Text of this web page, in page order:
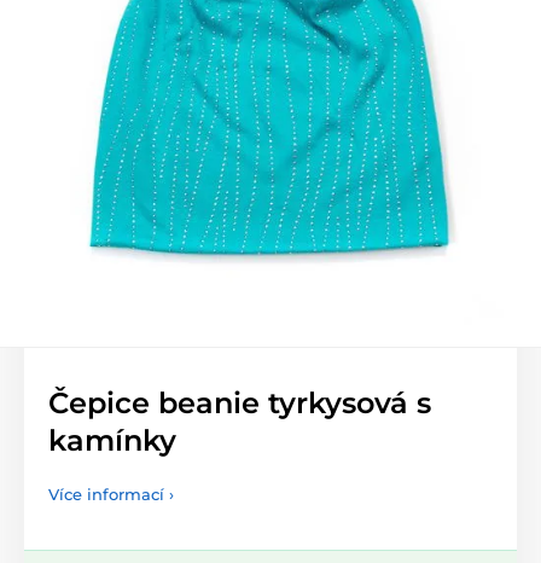
Čepice beanie tyrkysová s
kamínky
Více informací ›